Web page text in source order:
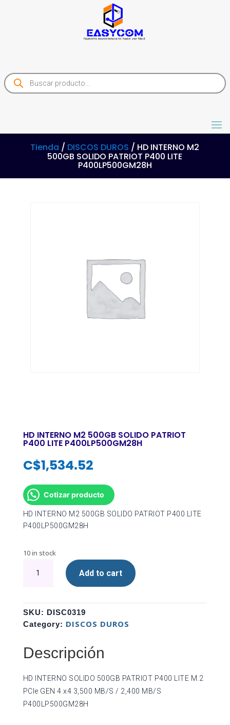
Products
search
Tienda / DISCOS DUROS / HD INTERNO M2
500GB SOLIDO PATRIOT P400 LITE
P400LP500GM28H
HD INTERNO M2 500GB SOLIDO PATRIOT
P400 LITE P400LP500GM28H
C$1,534.52
Cotizar producto
HD INTERNO M2 500GB SOLIDO PATRIOT P400 LITE
P400LP500GM28H
10 in stock
INTERNO
SOLIDO
PATRIOT
LITE
P400LP500GM28H
Add to cart
SKU: DISC0319
Category: DISCOS DUROS
Descripción
HD INTERNO SOLIDO 500GB PATRIOT P400 LITE M.2
PCIe GEN 4 x4 3,500 MB/S / 2,400 MB/S
P400LP500GM28H